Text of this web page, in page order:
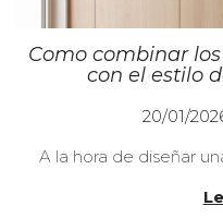
Como combinar
con el estilo
P
b
20/01/
A la hora de diseñar